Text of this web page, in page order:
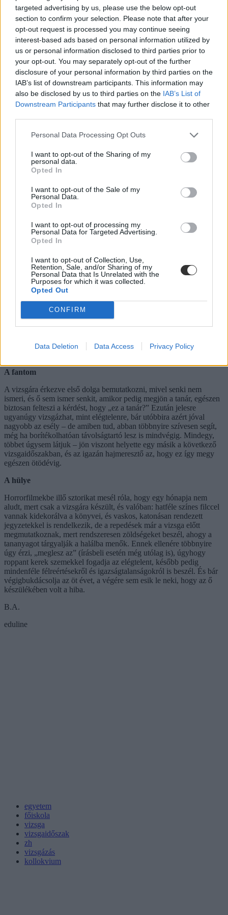
targeted advertising by us, please use the below opt-out
section to confirm your selection. Please note that after your
opt-out request is processed you may continue seeing
interest-based ads based on personal information utilized by
us or personal information disclosed to third parties prior to
your opt-out. You may separately opt-out of the further
disclosure of your personal information by third parties on the
IAB’s list of downstream participants. This information may
also be disclosed by us to third parties on the IAB’s List of
Downstream Participants that may further disclose it to other
Personal Data Processing Opt Outs
I want to opt-out of the Sharing of my
personal data.
Opted In
I want to opt-out of the Sale of my
Personal Data.
Opted In
I want to opt-out of processing my
Personal Data for Targeted Advertising.
Opted In
I want to opt-out of Collection, Use,
Retention, Sale, and/or Sharing of my
Personal Data that Is Unrelated with the
Purposes for which it was collected.
Opted Out
CONFIRM
Data Deletion Data Access Privacy Policy
élvezné. Bohém lévén amúgy valószínűleg tényleg élvezi is. A
vizsgán emiatt persze mások semmi hasznát nem látják, ellenben
UV-csekket bármikor előbb lehet tőle szerezni, mint a tanulmányi
osztályról.
A mesterlövész
Tanulni lusta, puskát készíteni viszont sosem rest, sőt
tulajdonképpen több energiát fektet ebbe, mint amennyibe az
kerülne, hogy a fejébe tömje, amit tudni kell. Ez azonban neki nem
számít, lévén hogy igazi művész, és ahogyan a félrelépő házastárs is
nagyobbrészt a kockázatot élvezi, meg a drogos is az anyag
megszerzését, úgy neki is az a lényeg, hogy hogyan tud túljárni az
oktató eszén. És mindig sikeres, még szóbelin is. Sajnos a saját
lövedékeit néha azért lepasszolja. Pókerezni viszont lehetőleg senki
A fantom
A vizsgára érkezve első dolga bemutatkozni, mivel senki nem
ismeri, és ő sem ismer senkit, amikor pedig megjön a tanár, egészen
biztosan felteszi a kérdést, hogy „ez a tanár?” Ezután jelesre
ugyanúgy vizsgázhat, mint elégtelenre, bár utóbbira azért jóval
nagyobb az esély – de amiben tud, abban többnyire szívesen segít,
még ha borítékolhatóan távolságtartó lesz is mindvégig. Mindegy,
többet úgysem látjuk – jön viszont helyette egy másik a következő
vizsgaidőszakban, és az igazán hajmeresztő az, hogy ez így megy
egészen ötödévig.
A hülye
Horrorfilmekbe illő sztorikat mesél róla, hogy egy hónapja nem
aludt, mert csak a vizsgára készült, és valóban: hatféle színes filccel
vannak kidekorálva a könyvei, és vaskos, katonásan rendezett
jegyzetekkel is rendelkezik, de a repedések már a vizsga előtt
megmutatkoznak, mert rendszeresen zöldségeket beszél, ahogy a
tananyagot tárgyalják a halálba menők. Ennek ellenére többnyire
úgy érzi, „meglesz az” (írásbeli esetén még utólag is), úgyhogy
roppant kerek szemekkel fogadja az elégtelent, később pedig
mindenféle félreértésekről és igazságtalanságokról is beszél. És bár
végigbukdácsolja az öt évet, a végére sem esik le neki, hogy az ő
készülékében volt a hiba.
B.A.
eduline
egyetem
főiskola
vizsga
vizsgaidőszak
zh
vizsgázás
kollokvium